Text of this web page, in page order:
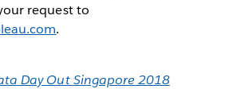
request to
.
Day Out Singapore 2018